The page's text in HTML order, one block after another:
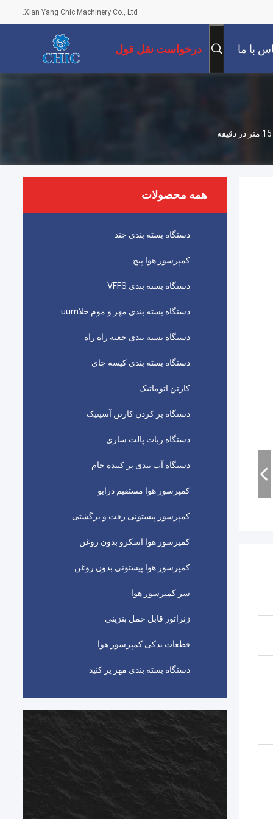
Xian Yang Chic Machinery Co., Ltd.
با ما درخواست نقل قول
همه محصولات
دستگاه بسته بندی چند
کمپرسور هوا پیچ
دستگاه بسته بندی VFFS
دستگاه بسته بندی مهر و موم خلاuum
دستگاه بسته بندی جعبه راه راه
دستگاه بسته بندی کیسه چای
کارتن اتوماتیک
دستگاه پر کردن کارتن آسپتیک
دستگاه ربات پالت سازی
دستگاه آب بندی پر کننده جام
کمپرسور هوا مستقیم درایو
کمپرسور پیستونی رفت و برگشتی
کمپرسور هوا اسکرو بدون روغن
کمپرسور هوا پیستونی بدون روغن
سر کمپرسور هوا
ژنراتور قابل حمل بنزینی
قطعات یدکی کمپرسور هوا
دستگاه بسته بندی مهر پر کنید